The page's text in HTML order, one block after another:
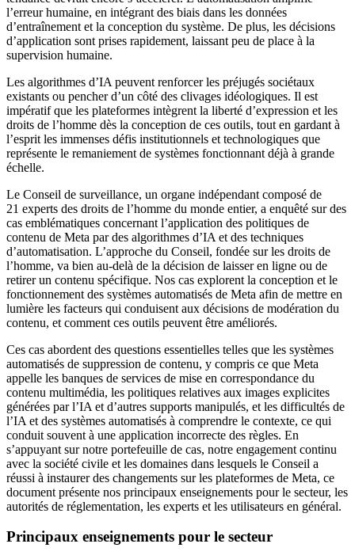
l’erreur humaine, en intégrant des biais dans les données
d’entraînement et la conception du système. De plus, les décisions
d’application sont prises rapidement, laissant peu de place à la
supervision humaine.
Les algorithmes d’IA peuvent renforcer les préjugés sociétaux
existants ou pencher d’un côté des clivages idéologiques. Il est
impératif que les plateformes intègrent la liberté d’expression et les
droits de l’homme dès la conception de ces outils, tout en gardant à
l’esprit les immenses défis institutionnels et technologiques que
représente le remaniement de systèmes fonctionnant déjà à grande
échelle.
Le Conseil de surveillance, un organe indépendant composé de
21 experts des droits de l’homme du monde entier, a enquêté sur des
cas emblématiques concernant l’application des politiques de
contenu de Meta par des algorithmes d’IA et des techniques
d’automatisation. L’approche du Conseil, fondée sur les droits de
l’homme, va bien au-delà de la décision de laisser en ligne ou de
retirer un contenu spécifique. Nos cas explorent la conception et le
fonctionnement des systèmes automatisés de Meta afin de mettre en
lumière les facteurs qui conduisent aux décisions de modération du
contenu, et comment ces outils peuvent être améliorés.
Ces cas abordent des questions essentielles telles que les systèmes
automatisés de suppression de contenu, y compris ce que Meta
appelle les banques de services de mise en correspondance du
contenu multimédia, les politiques relatives aux images explicites
générées par l’IA et d’autres supports manipulés, et les difficultés de
l’IA et des systèmes automatisés à comprendre le contexte, ce qui
conduit souvent à une application incorrecte des règles. En
s’appuyant sur notre portefeuille de cas, notre engagement continu
avec la société civile et les domaines dans lesquels le Conseil a
réussi à instaurer des changements sur les plateformes de Meta, ce
document présente nos principaux enseignements pour le secteur, les
autorités de réglementation, les experts et les utilisateurs en général.
Principaux enseignements pour le secteur